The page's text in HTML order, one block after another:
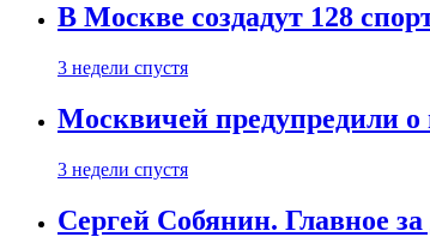
В Москве создадут 128
3 недели спустя
Москвичей предупредили
3 недели спустя
Сергей Собянин. Главное за